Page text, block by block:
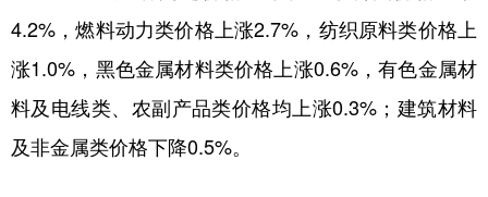
4.2%，燃料动力类价格上涨2.7%，纺织原料类价格上
涨1.0%，黑色金属材料类价格上涨0.6%，有色金属材
料及电线类、农副产品类价格均上涨0.3%；建筑材料
及非金属类价格下降0.5%。